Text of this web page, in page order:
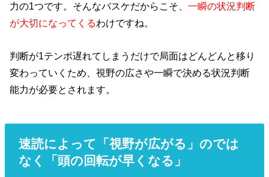
力の1つです。そんなバスケだからこそ、一瞬の状況判断
が大切になってくるわけですね。
判断が1テンポ遅れてしまうだけで局面はどんどんと移り
変わっていくため、視野の広さや一瞬で決める状況判断
能力が必要とされます。
速読によって「視野が広がる」のでは
なく「頭の回転が早くなる」